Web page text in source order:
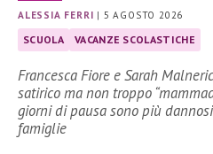
ALESSIA FERRI | 5 AGOSTO 2026
SCUOLA VACANZE SCOLASTICHE
Francesca Fiore e Sarah
satirico ma non troppo
giorni di pausa sono più
famiglie